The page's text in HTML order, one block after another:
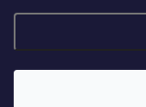
HELENA
Je sice větší